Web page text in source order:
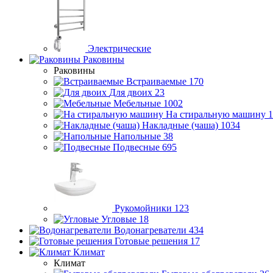
Электрические
Раковины
Раковины
Встраиваемые 170
Для двоих 23
Мебельные 1002
На стиральную машину
Накладные (чаша) 1034
Напольные 38
Подвесные 695
Рукомойники 123
Угловые 18
Водонагреватели 434
Готовые решения 17
Климат
Климат